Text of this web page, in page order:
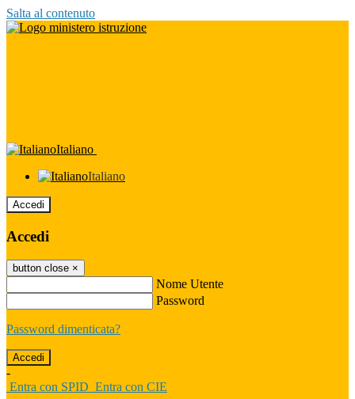
Salta al contenuto
Italiano
Italiano
Accedi
Accedi
button close ×
Nome Utente
Password
Password dimenticata?
-
Entra con SPID Entra con CIE